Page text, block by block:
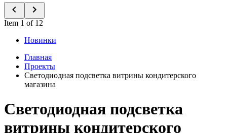
Item 1 of 12
Новинки
Главная
Проекты
Светодиодная подсветка витрины кондитерского
магазина
Светодиодная подсветка
витрины кондитерского